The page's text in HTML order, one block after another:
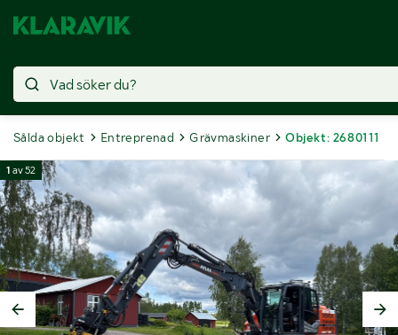
Sålda objekt Entreprenad Grävmaskiner Objekt: 2680111
1 av52